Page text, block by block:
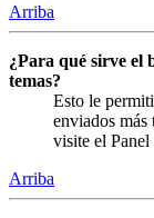
Arriba
¿Para qué sirve
temas?
Esto le
enviados más
visite el
Arriba